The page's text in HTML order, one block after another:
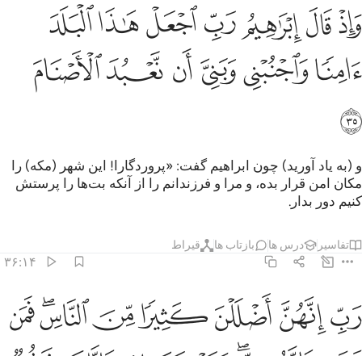
واذ قال ابراهيم رب اجعل هاذا البلد امنا واجنبني وبني ان نعبد الاصنام ٣٥
وَإِذْ قَالَ إِبْرَٰهِيمُ رَبِّ ٱجْعَلْ هَـٰذَا ٱلْبَلَدَ ءَامِنًۭا وَٱجْنُبْنِى
ﱓﱔﱕﱖﱗﱘﱙ
ﱚﱛﱜﱝ ﱞﱟ
ﱠ
و (به یاد آورید) چون ابراهیم گفت: «پروردگارا! این شهر (مکه) را
مکان امن قرار بده، و مرا و فرزندانم را از آنکه بت‌ها را پرستش
کنیم دور بدار.
تفاسیر درس ها بازتاب ها قیراط
۳۶:۱۴
رب انهن اضللن كثيرا من الناس فمن تبعني فانه مني ومن عصاني فانك
رَبِّ إِنَّهُنَّ أَضْلَلْنَ كَثِيرًۭا مِّنَ ٱلنَّاسِ ۖ فَمَن تَبِعَنِى فَإِنَّهُۥ مِنِّى ۖ وَمَنْ
ﱡﱢﱣﱤﱥﱦﱧﱨ